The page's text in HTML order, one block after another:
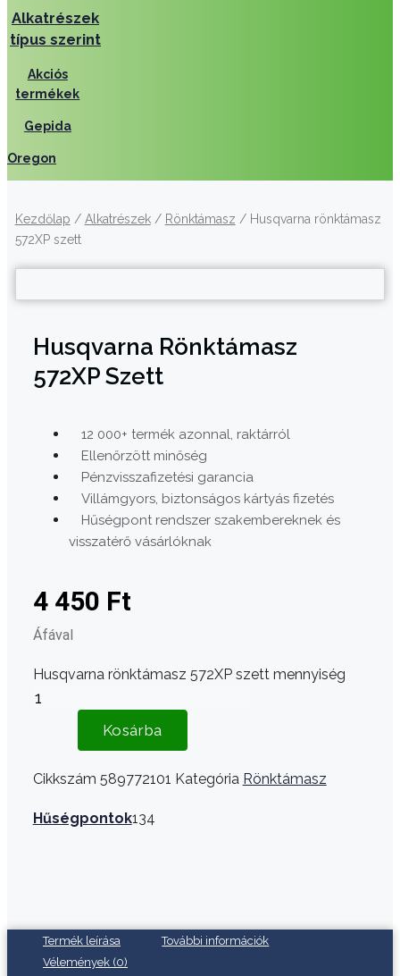
Alkatrészek
típus szerint
Akciós
termékek
Gepida
Oregon
Kezdőlap / Alkatrészek/ Rönktámasz / Husqvarna rönktámasz
572XP szett
Husqvarna Rönktámasz
572XP Szett
12 000+ termék azonnal, raktárról
Ellenőrzött minőség
Pénzvisszafizetési garancia
Villámgyors, biztonságos kártyás fizetés
Hűségpont rendszer szakembereknek és
visszatérő vásárlóknak
4 450 Ft
Áfával
Husqvarna rönktámasz 572XP szett mennyiség
Kosárba
Cikkszám 589772101 Kategória Rönktámasz
Hűségpontok134
Termék leírása
További információk
Vélemények (0)